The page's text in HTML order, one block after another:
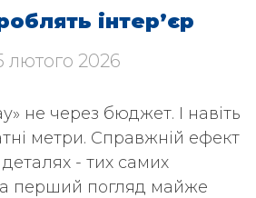
інтер’єр
лютого 2026
не через бюджет. І навіть
метри. Справжній ефект
- тих самих
перший погляд майже